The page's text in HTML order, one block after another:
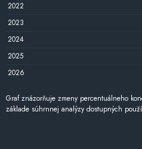
2022
2023
2024
2025
2026
Graf znázorňuje zmeny percentuálneho
základe súhrnnej analýzy dostupných